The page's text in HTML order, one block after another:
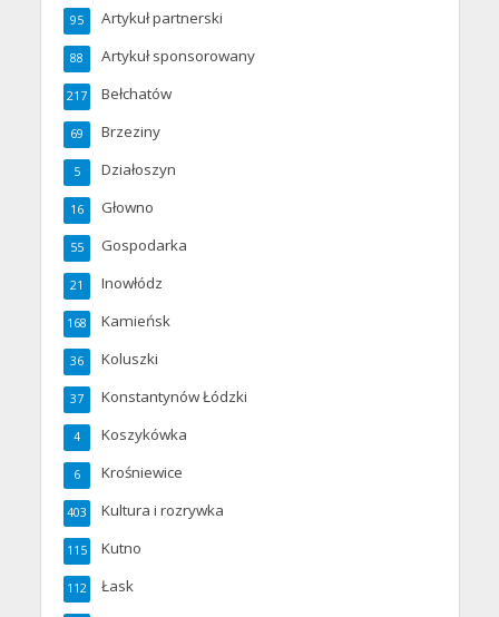
Artykuł partnerski
95
Artykuł sponsorowany
88
Bełchatów
217
Brzeziny
69
Działoszyn
5
Głowno
16
Gospodarka
55
Inowłódz
21
Kamieńsk
168
Koluszki
36
Konstantynów Łódzki
37
Koszykówka
4
Krośniewice
6
Kultura i rozrywka
403
Kutno
115
Łask
112